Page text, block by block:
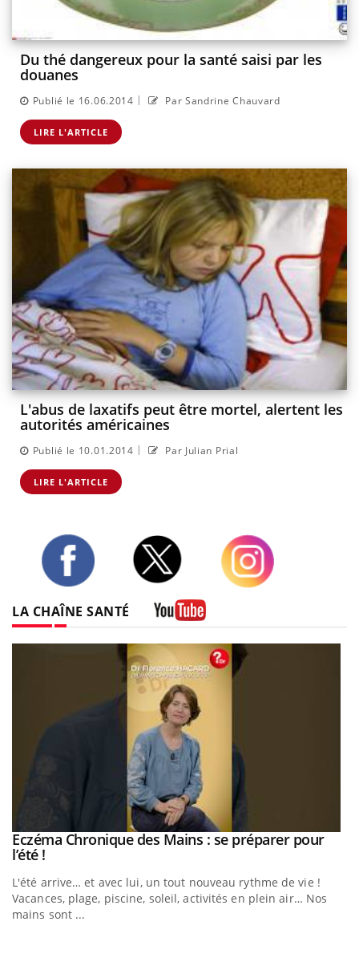
Du thé dangereux pour la santé saisi par les
douanes
Publié le 16.06.2014 | Par Sandrine Chauvard
LIRE L'ARTICLE
L'abus de laxatifs peut être mortel, alertent les
autorités américaines
Publié le 10.01.2014 | Par Julian Prial
LIRE L'ARTICLE
LA CHAÎNE SANTÉ
Youtube
Eczéma Chronique des Mains : se préparer pour
l’été !Youtube
L'été arrive… et avec lui, un tout nouveau rythme de vie !
Vacances, plage, piscine, soleil, activités en plein air… Nos
mains sont ...